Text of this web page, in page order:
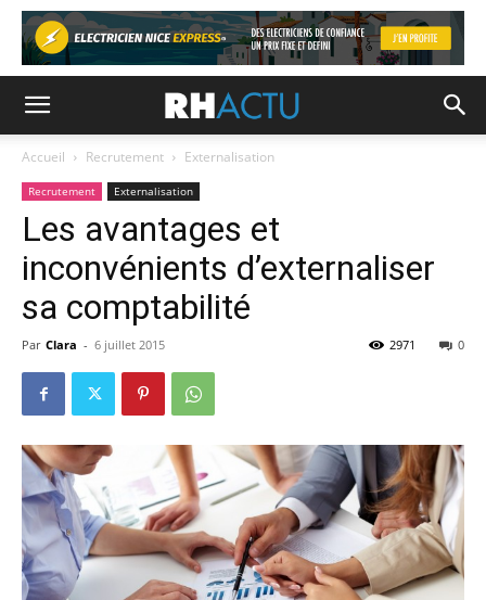
Accueil Recrutement Externalisation
Recrutement Externalisation
Les avantages et
inconvénients d’externaliser
sa comptabilité
Par Clara - 6 juillet 2015 0
2971